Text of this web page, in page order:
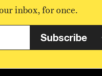
inbox, for once.
Subscribe